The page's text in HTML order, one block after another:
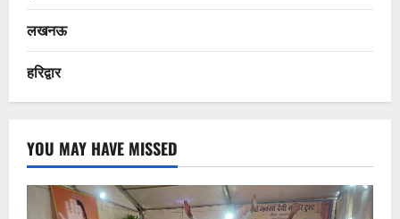
लखनऊ
हरिद्वार
YOU MAY HAVE MISSED